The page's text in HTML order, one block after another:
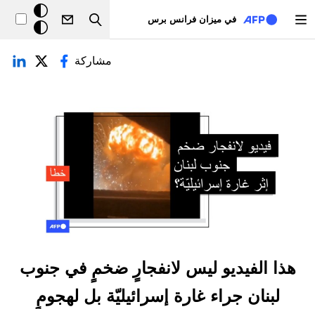
في ميزان فرانس برس
Search
خلفيّة
داكنة
التبويبات الأساسية
مشاركة
هذا الفيديو ليس لانفجارٍ ضخمٍ في جنوب
لبنان جراء غارة إسرائيليّة بل لهجومٍ